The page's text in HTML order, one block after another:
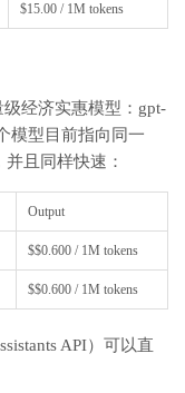
$15.00 / 1M tokens
经济实惠模型：gpt-
模型目前指向同一
且同样快速：
Output
$$0.600 / 1M tokens
$$0.600 / 1M tokens
API）可以直